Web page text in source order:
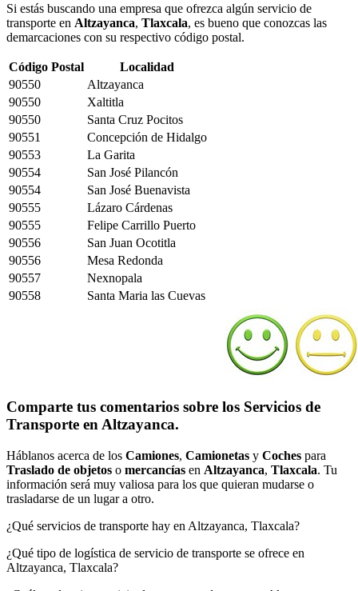
Si estás buscando una empresa que ofrezca algún servicio de
transporte en Altzayanca, Tlaxcala, es bueno que conozcas las
demarcaciones con su respectivo código postal.
Código Postal
Localidad
90550
Altzayanca
90550
Xaltitla
90550
Santa Cruz Pocitos
90551
Concepción de Hidalgo
90553
La Garita
90554
San José Pilancón
90554
San José Buenavista
90555
Lázaro Cárdenas
90555
Felipe Carrillo Puerto
90556
San Juan Ocotitla
90556
Mesa Redonda
90557
Nexnopala
90558
Santa Maria las Cuevas
Comparte tus comentarios sobre los Servicios de
Transporte en Altzayanca.
Háblanos acerca de los Camiones, Camionetas y Coches para
Traslado de objetos o mercancías en Altzayanca, Tlaxcala. Tu
información será muy valiosa para los que quieran mudarse o
trasladarse de un lugar a otro.
¿Qué servicios de transporte hay en Altzayanca, Tlaxcala?
¿Qué tipo de logística de servicio de transporte se ofrece en
Altzayanca, Tlaxcala?